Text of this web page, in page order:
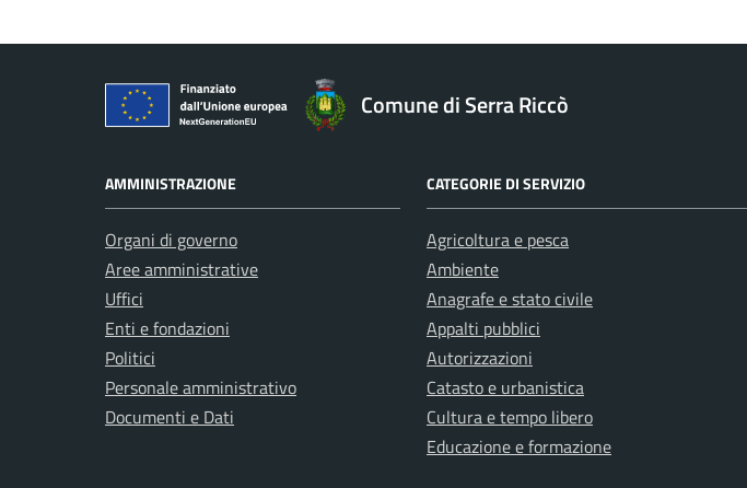
Comune di Serra Riccò
AMMINISTRAZIONE
Organi di governo
Aree amministrative
Uffici
Enti e fondazioni
Politici
Personale amministrativo
Documenti e Dati
CATEGORIE DI SERVIZIO
Agricoltura e pesca
Ambiente
Anagrafe e stato civile
Appalti pubblici
Autorizzazioni
Catasto e urbanistica
Cultura e tempo libero
Educazione e formazione